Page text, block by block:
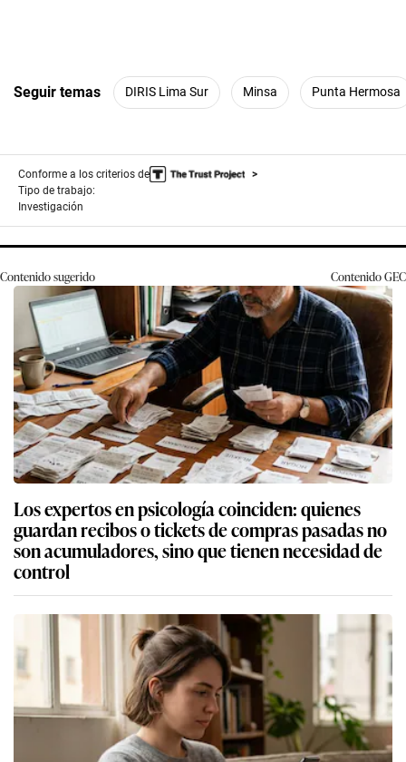
Seguir temas DIRIS Lima Sur Minsa Punta Hermosa
Conforme a los criterios de
Tipo de trabajo:
Investigación
Contenido sugerido ContenidoGEC
Los expertos en psicología coinciden: quienes
guardan recibos o tickets de compras pasadas no
son acumuladores, sino que tienen necesidad de
control